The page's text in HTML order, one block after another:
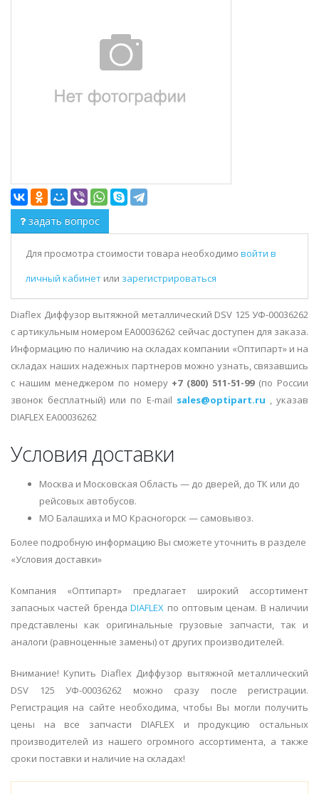
задать вопрос
Для просмотра стоимости товара необходимо войти в
личный кабинет или зарегистрироваться
Diaflex Диффузор вытяжной металлический DSV 125 УФ-00036262
с артикульным номером EA00036262 сейчас доступен для заказа.
Информацию по наличию на складах компании «Оптипарт» и на
складах наших надежных партнеров можно узнать, связавшись
с нашим менеджером по номеру +7 (800) 511-51-99(по России
звонок бесплатный) или по E-mail sales@optipart.ru , указав
DIAFLEX EA00036262
Условия доставки
Москва и Московская Область — до дверей, до ТК или до
рейсовых автобусов.
МО Балашиха и МО Красногорск — самовывоз.
Более подробную информацию Вы сможете уточнить в разделе
«Условия доставки»
Компания «Оптипарт» предлагает широкий ассортимент
запасных частей брендаDIAFLEX по оптовым ценам. В наличии
представлены как оригинальные грузовые запчасти, так и
аналоги (равноценные замены) от других производителей.
Внимание! Купить Diaflex Диффузор вытяжной металлический
DSV 125 УФ-00036262 можно сразу после регистрации.
Регистрация на сайте необходима, чтобы Вы могли получить
цены на все запчасти DIAFLEX и продукцию остальных
производителей из нашего огромного ассортимента, а также
сроки поставки и наличие на складах!